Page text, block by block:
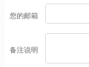
您的邮箱
备注说明